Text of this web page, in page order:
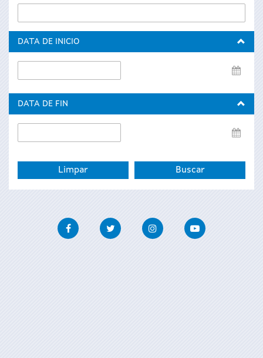
DATA DE INICIO
de
DATA DE FIN
de
FacebookTwitter InstagramYoutube